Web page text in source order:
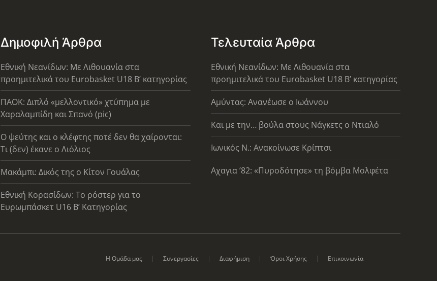
Δημοφιλή Άρθρα
Εθνική Νεανίδων: Με Λιθουανία στα
προημιτελικά του Eurobasket U18 Β’ κατηγορίας
ΠΑΟΚ: Διπλό «μελλοντικό» χτύπημα με
Χαραλαμπίδη και Σπανό (pic)
Ο ψεύτης και ο κλέφτης ποτέ δεν θα χαίρονται:
Τι (δεν) έκανε ο Λιόλιος
Μακάμπι: Δικός της ο Κίτον Γουάλας
Εθνική Κορασίδων: Το ρόστερ για το
Ευρωμπάσκετ U16 B’ Κατηγορίας
Τελευταία Άρθρα
Εθνική Νεανίδων: Με Λιθουανία στα
προημιτελικά του Eurobasket U18 Β’ κατηγορίας
Αμύντας: Ανανέωσε ο Ιωάννου
Και με την… βούλα στους Νάγκετς ο Ντιαλό
Ιωνικός Ν.: Ανακοίνωσε Κρίπτσι
Αχαγια ’82: «Πυροδότησε» τη βόμβα Μολφέτα
Η Ομάδα μας Συνεργασίες Διαφήμιση Όροι Χρήσης Επικοινωνία